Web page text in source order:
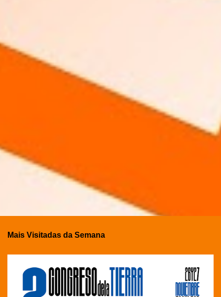
Mais Visitadas da Semana